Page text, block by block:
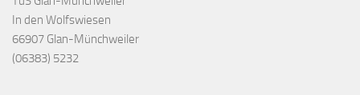
In den Wolfswiesen
66907 Glan-Münchweiler
(06383) 5232